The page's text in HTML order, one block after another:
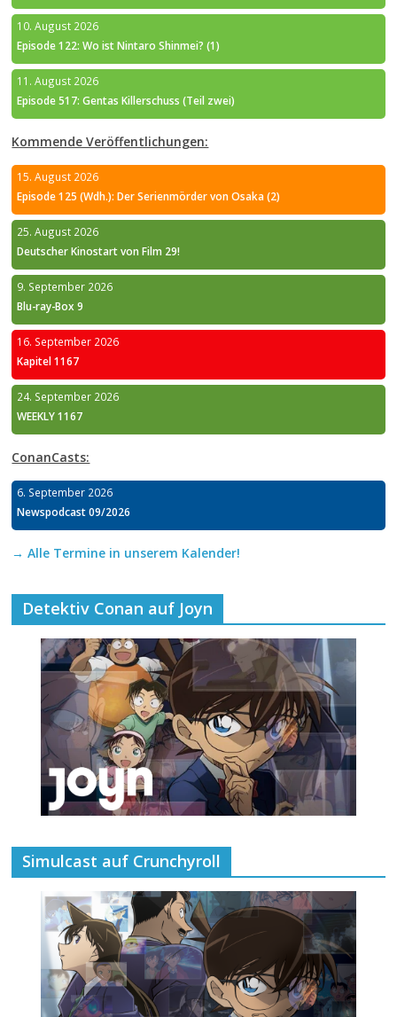
10. August 2026
Episode 122: Wo ist Nintaro Shinmei? (1)
11. August 2026
Episode 517: Gentas Killerschuss (Teil zwei)
Kommende Veröffentlichungen:
15. August 2026
Episode 125 (Wdh.): Der Serienmörder von Osaka (2)
25. August 2026
Deutscher Kinostart von Film 29!
9. September 2026
Blu-ray-Box 9
16. September 2026
Kapitel 1167
24. September 2026
WEEKLY 1167
ConanCasts:
6. September 2026
Newspodcast 09/2026
→ Alle Termine in unserem Kalender!
Detektiv Conan auf Joyn
Simulcast auf Crunchyroll